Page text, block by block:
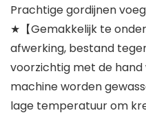
Prachtige gordijnen
★【Gemakkelijk te
afwerking, bestand
voorzichtig met de hand
machine worden
lage temperatuur om